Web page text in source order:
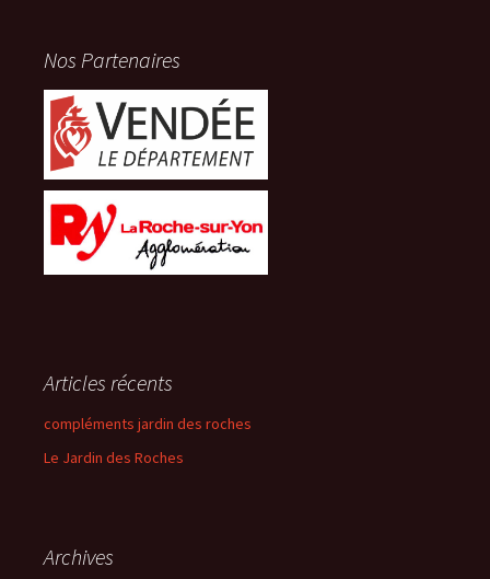
Nos Partenaires
Articles récents
compléments jardin des roches
Le Jardin des Roches
Archives